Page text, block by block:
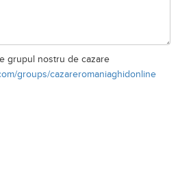
grupul nostru de cazare
groups/cazareromaniaghidonline